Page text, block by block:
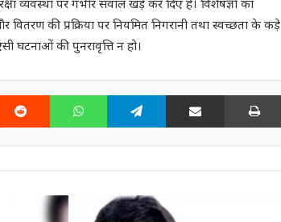
की प्रक्रिया पर नियमित निगरानी तथा स्वच्छता के कड़े
घटनाओं की पुनरावृत्ति न हो।
Reddit WhatsAppTelegram Share via Email